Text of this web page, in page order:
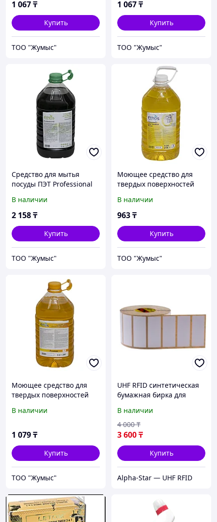
1 067₸
Купить
ТОО "Жумыс"
1 067₸
Купить
ТОО "Жумыс"
Средство для мытья
посуды ПЭТ Professional
В наличии
2 158₸
Купить
ТОО "Жумыс"
Моющее средство для
твердых поверхностей
универсальное 5 л
В наличии
963₸
Купить
ТОО "Жумыс"
Моющее средство для
твердых поверхностей
универсальное густой
В наличии
1 079₸
Купить
ТОО "Жумыс"
UHF RFID синтетическая
бумажная бирка для
В наличии
3 600₸
4 000 ₸
Купить
Alpha-Star — UHF RFID